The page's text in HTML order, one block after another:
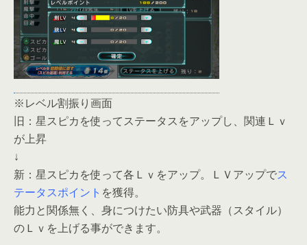
※レベル割振り画面
旧：星スピカを使ってステータスをアップし、関連Ｌｖ
が上昇
↓
新：星スピカを使って各Ｌｖをアップ。ＬＶアップでス
テータスポイント を獲得。
能力と関係無く、身につけたい防具や武器（スタイル）
のＬｖを上げる事ができます。